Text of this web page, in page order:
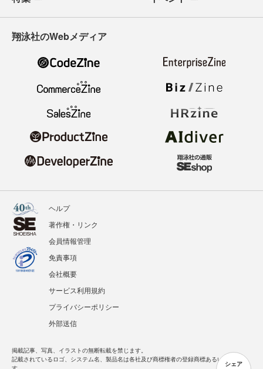
シェア
翔泳社のWebメディア
ヘルプ
著作権・リンク
会員情報管理
免責事項
会社概要
サービス利用規約
プライバシーポリシー
外部送信
掲載記事、写真、イラストの無断転載を禁じます。
記載されているロゴ、システム名、製品名は各社及び商標権者の登録商標あるいは商標で